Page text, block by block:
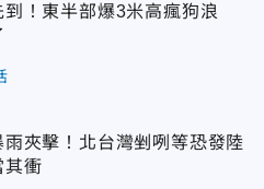
到！東半部爆3米高瘋狗浪
雨夾擊！北台灣剉咧等恐發陸
衝